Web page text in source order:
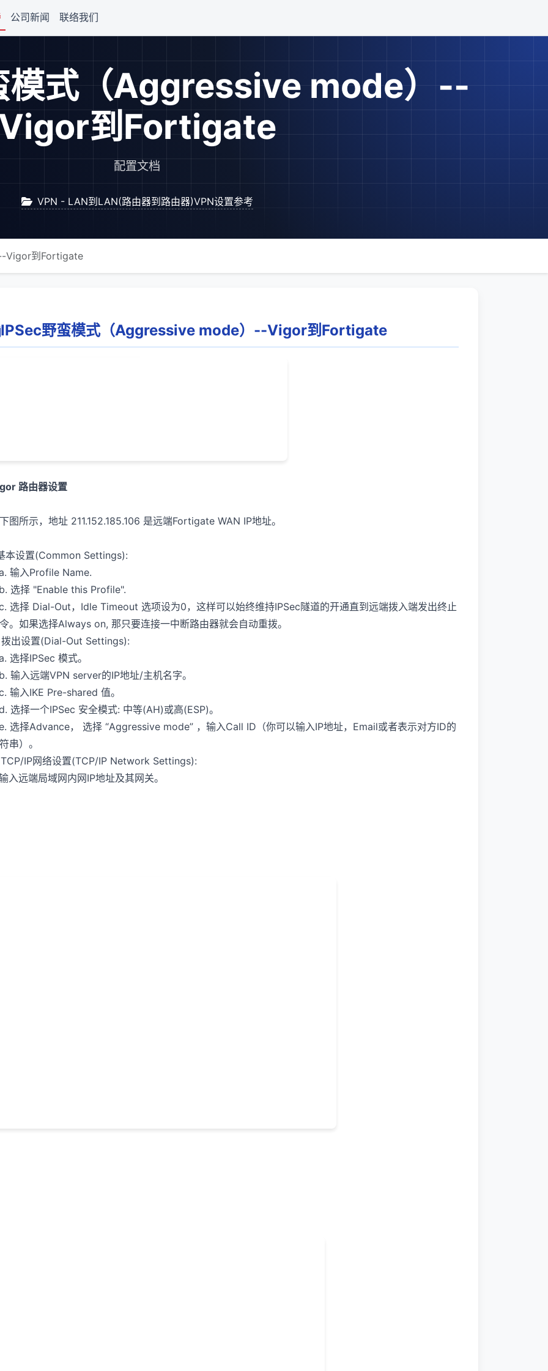
公司新闻 联络我们
式（Aggressive mode）--
到Fortigate
配置文档
VPN - LAN到LAN(路由器到路由器)VPN设置参考
Vigor到Fortigate
IPSec野蛮模式（Aggressive mode）--Vigor到Fortigate
路由器设置
图所示，地址 211.152.185.106 是远端Fortigate WAN IP地址。
本设置(Common Settings):
入Profile Name.
择 "Enable this Profile".
择 Dial-Out，Idle Timeout 选项设为0，这样可以始终维持IPSec隧道的开通直到远端拨入端发出终止
。如果选择Always on, 那只要连接一中断路由器就会自动重拨。
出设置(Dial-Out Settings):
择IPSec 模式。
入远端VPN server的IP地址/主机名字。
入IKE Pre-shared 值。
择一个IPSec 安全模式: 中等(AH)或高(ESP)。
择Advance， 选择 “Aggressive mode” ，输入Call ID（你可以输入IP地址，Email或者表示对方ID的
串）。
IP网络设置(TCP/IP Network Settings):
远端局域网内网IP地址及其网关。